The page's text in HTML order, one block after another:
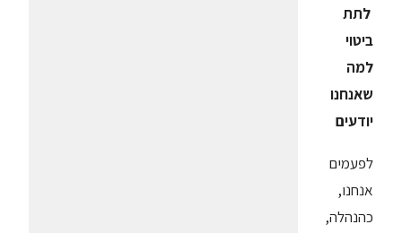
לתת
ביטוי
למה
שאנחנו
יודעים
לפעמים
אנחנו,
כהנהלה,